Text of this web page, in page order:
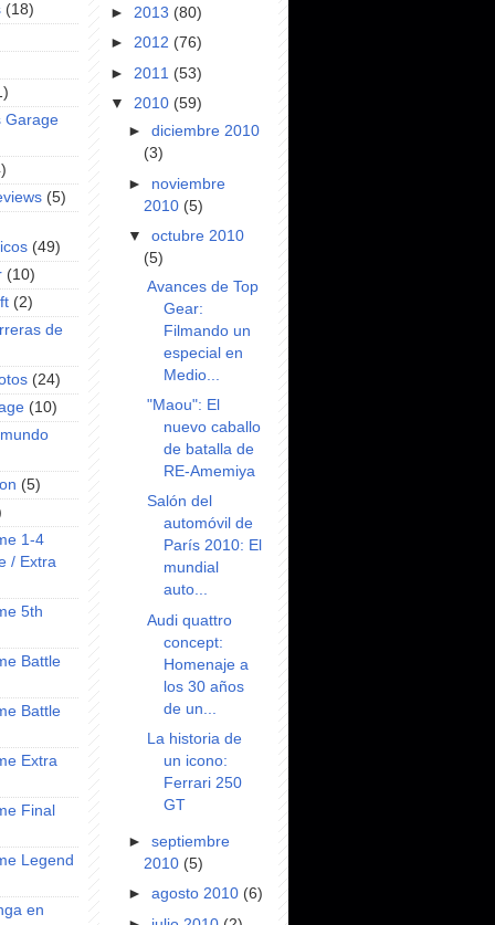
(18)
Garage
(5)
(49)
(10)
(2)
de
(24)
(10)
(5)
1-4
/ Extra
5th
Battle
Battle
Extra
Final
Legend
en
► 2013 (80)
► 2012 (76)
► 2011 (53)
▼ 2010 (59)
►diciembre 2010
(3)
► noviembre
2010 (5)
▼octubre 2010
(5)
Avances de Top
Gear:
Filmando un
especial en
Medio...
"Maou": El
nuevo caballo
de batalla de
RE-Amemiya
Salón del
automóvil de
París 2010: El
mundial
auto...
Audi quattro
concept:
Homenaje a
los 30 años
de un...
La historia de
un icono:
Ferrari 250
GT
►septiembre
2010 (5)
►agosto 2010 (6)